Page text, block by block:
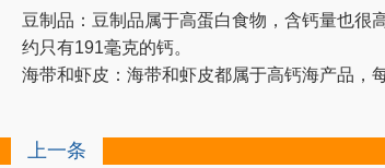
豆制品：豆制品属于高蛋白食物，含钙量也很
约只有191毫克的钙。
海带和虾皮：海带和虾皮都属于高钙海产品，
上一条